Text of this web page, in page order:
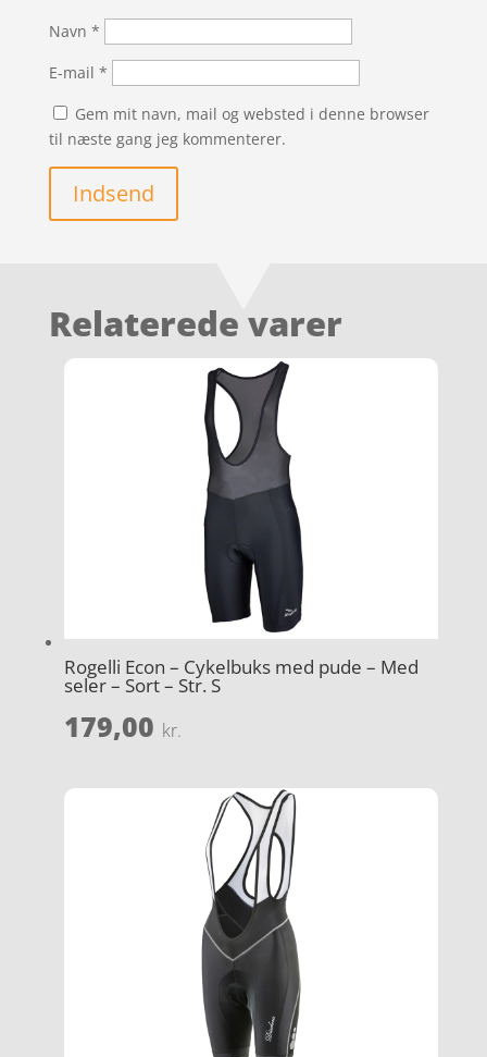
Navn *
E-mail *
Gem mit navn, mail og websted i denne browser
til næste gang jeg kommenterer.
Indsend
Relaterede varer
Rogelli Econ – Cykelbuks med pude – Med
seler – Sort – Str. S
179,00 kr.